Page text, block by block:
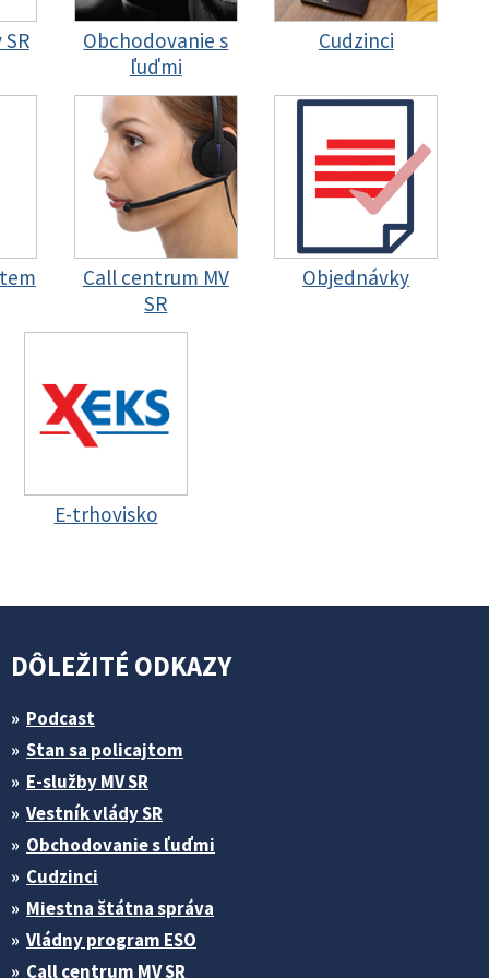
Obchodovanie s
ľuďmi
Cudzinci
Call centrum MV
SR
Objednávky
E-trhovisko
DÔLEŽITÉ ODKAZY
Podcast
Stan sa policajtom
E-služby MV SR
Vestník vlády SR
Obchodovanie s ľuďmi
Cudzinci
Miestna štátna správa
Vládny program ESO
Call centrum MV SR